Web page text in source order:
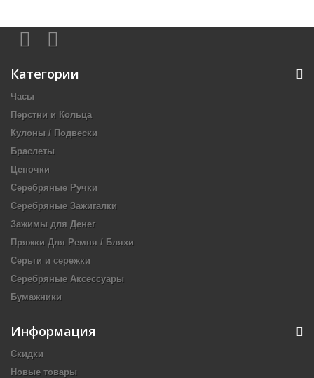
Категории
Часы
Перстни и Кольца
Кулоны / Подвески
Браслеты
Цепочки
Серебряные Ручки
Серебряные Зажигалки
Зажимы для Денег
Пряжки Для Ремня / Бляхи
Серьги и сережки
Серебряные Аксессуары
Бумажники
Информация
Скидки
Новые товары